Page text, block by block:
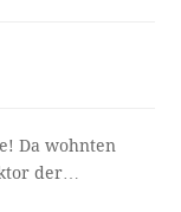
Da wohnten
der…